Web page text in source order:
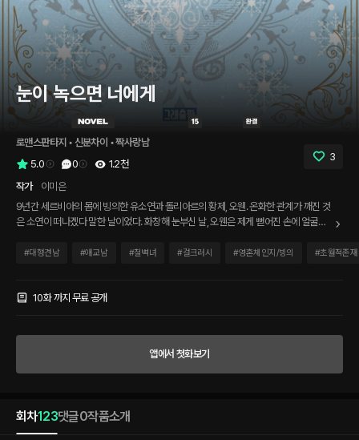
눈이 녹으면 너에게
로맨스판타지 • 신분차이 • 짝사랑남
5.0
0 1.2천
3
작가
이미은
9년간 세르비아의 몸에 빙의한 유소연과 돌리아르의 황제, 오웬. 온화한 관계가 깨진 것
은 소연이 떠나겠다 말한 날이었다. 화창해 눈부신 날, 오웬은 제게 뻗어진 손에 얼굴을
죽을 때만 기다리고 있을지도 몰라.” 오웬은 깨달았다. 그녀를 잡을 수 있다면, 동정이라
에도 아름다운 나의 비이. 속이 울렁거린다 생각하며, 오웬은 천천히 입을 열었다. “블랙
저를 비추는 눈을 황홀한 듯이 바라봤다. “있어 줄 테지, 네가. 내 곁에.” 단정하는 오웬의
말에 한참을 망설이던 입이 뱉으려던 한숨을 삼켰다. “예. 제가 있겠습니다, 폐하.” 오웬
#대형견남 #애교남 #철벽녀 #걸크러시 #영혼체인지/빙의 #초월적존재
10화 까지 무료 공개
앱에서 첫화보기
회차123댓글0작품소개